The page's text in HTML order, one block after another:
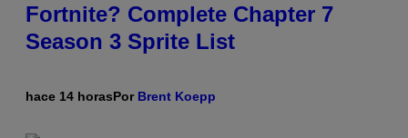
Fortnite? Complete Chapter 7
Season 3 Sprite List
hace 14 horasPor Brent Koepp